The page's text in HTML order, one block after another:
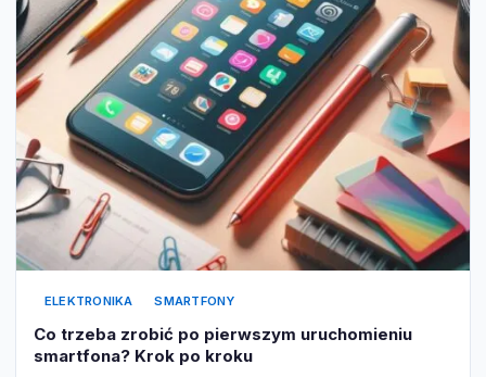
ELEKTRONIKA SMARTFONY
Co trzeba zrobić po pierwszym uruchomieniu
smartfona? Krok po kroku